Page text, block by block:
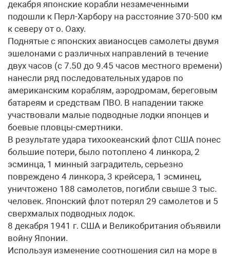
декабря японские корабли незамеченными
подошли к Перл-Харбору на расстояние 370-500 км
к северу от о. Оаху.
Поднятые с японских авианосцев самолеты двумя
эшелонами с различных направлений в течение
двух часов (с 7.50 до 9.45 часов местного времени)
нанесли ряд последовательных ударов по
американским кораблям, аэродромам, береговым
батареям и средствам ПВО. В нападении также
участвовали малые подводные лодки японцев и
боевые пловцы-смертники.
В результате удара тихоокеанский флот США понес
большие потери, было потоплено 4 линкора, 2
эсминца, 1 минный заградитель, серьезно
повреждено 4 линкора, 3 крейсера, 1 эсминец,
уничтожено 188 самолетов, погибли свыше 3 тыс.
человек. Японский флот потерял 29 самолетов и 5
сверхмалых подводных лодок.
8 декабря 1941 г. США и Великобритания объявили
войну Японии.
Используя изменение соотношения сил на море в